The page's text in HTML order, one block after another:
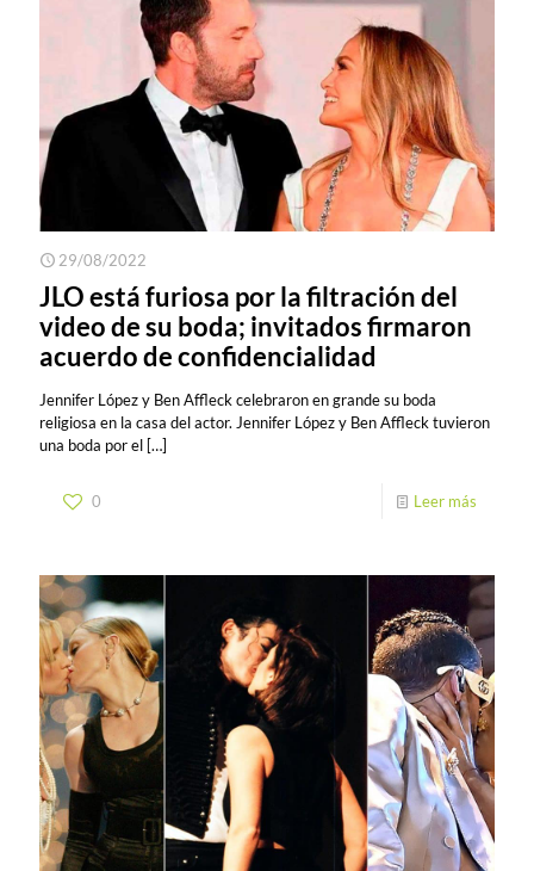
29/08/2022
JLO está furiosa por la filtración del
video de su boda; invitados firmaron
acuerdo de confidencialidad
Jennifer López y Ben Affleck celebraron en grande su boda
religiosa en la casa del actor. Jennifer López y Ben Affleck tuvieron
una boda por el […]
0 Leer más